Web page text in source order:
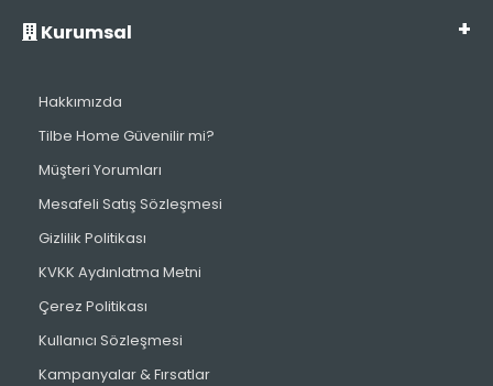
Kurumsal
Hakkımızda
Tilbe Home Güvenilir mi?
Müşteri Yorumları
Mesafeli Satış Sözleşmesi
Gizlilik Politikası
KVKK Aydınlatma Metni
Çerez Politikası
Kullanıcı Sözleşmesi
Kampanyalar & Fırsatlar